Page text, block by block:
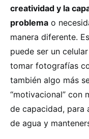
creatividad y la
problema o
manera diferente.
puede ser un
tomar fotografías
también algo más
“motivacional” con
de capacidad, para
de agua y